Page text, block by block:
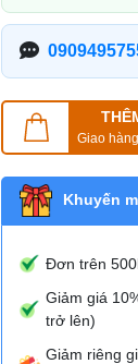
Giao
Khuyến
Đơn trên
Giảm giá
trở lên)
Giảm riêng